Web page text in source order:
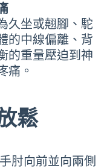
久坐或翹腳、駝
的中線偏離、背
的重量壓迫到神
痛。
鬆
肘向前並向兩側